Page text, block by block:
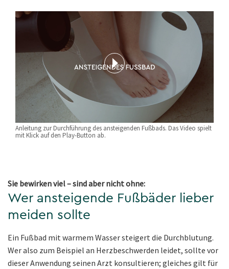
Anleitung zur Durchführung des ansteigenden Fußbads. Das Video spielt
mit Klick auf den Play-Button ab.
Sie bewirken viel – sind aber nicht ohne:
Wer ansteigende Fußbäder lieber
meiden sollte
Ein Fußbad mit warmem Wasser steigert die Durchblutung.
Wer also zum Beispiel an Herzbeschwerden leidet, sollte vor
dieser Anwendung seinen Arzt konsultieren; gleiches gilt für